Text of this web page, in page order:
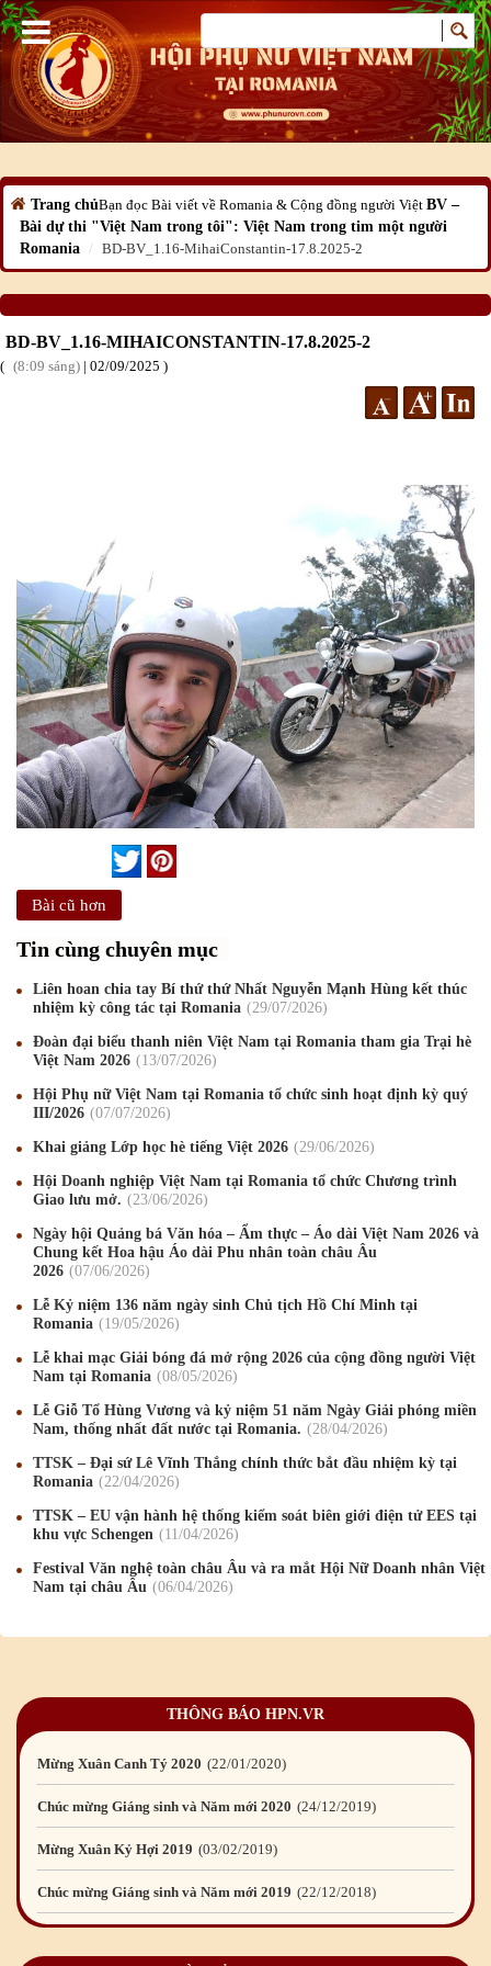
Trang chủBạn đọc Bài viết về Romania & Cộng đồng người Việt BV –
Bài dự thi "Việt Nam trong tôi": Việt Nam trong tim một người
Romania
BD-BV_1.16-MihaiConstantin-17.8.2025-2
BD-BV_1.16-MIHAICONSTANTIN-17.8.2025-2
8:09 sáng | 02/09/2025
Bài cũ hơn
Tin cùng chuyên mục
Liên hoan chia tay Bí thứ thứ Nhất Nguyễn Mạnh Hùng kết thúc
nhiệm kỳ công tác tại Romania
29/07/2026
Đoàn đại biểu thanh niên Việt Nam tại Romania tham gia Trại hè
Việt Nam 2026
13/07/2026
Hội Phụ nữ Việt Nam tại Romania tổ chức sinh hoạt định kỳ quý
III/2026
07/07/2026
Khai giảng Lớp học hè tiếng Việt 2026 29/06/2026
Hội Doanh nghiệp Việt Nam tại Romania tổ chức Chương trình
Giao lưu mở.
23/06/2026
Ngày hội Quảng bá Văn hóa – Ẩm thực – Áo dài Việt Nam 2026 và
Chung kết Hoa hậu Áo dài Phu nhân toàn châu Âu
2026
07/06/2026
Lễ Kỷ niệm 136 năm ngày sinh Chủ tịch Hồ Chí Minh tại
Romania
19/05/2026
Lễ khai mạc Giải bóng đá mở rộng 2026 của cộng đồng người Việt
Nam tại Romania
08/05/2026
Lễ Giỗ Tổ Hùng Vương và kỷ niệm 51 năm Ngày Giải phóng miền
Nam, thống nhất đất nước tại Romania.
28/04/2026
TTSK – Đại sứ Lê Vĩnh Thắng chính thức bắt đầu nhiệm kỳ tại
Romania
22/04/2026
TTSK – EU vận hành hệ thống kiểm soát biên giới điện tử EES tại
khu vực Schengen
11/04/2026
Festival Văn nghệ toàn châu Âu và ra mắt Hội Nữ Doanh nhân Việt
Nam tại châu Âu
06/04/2026
THÔNG BÁO HPN.VR
Mừng Xuân Canh Tý 2020
Mừng Xuân Kỷ Hợi 2019 03
Chúc mừng Giáng sinh và Năm mới 2019 22 /12/2018
Chúc mừng Giáng sinh và Năm mới 2026
Chúc mừng Giáng sinh và Năm mới 2025
Mừng Xuân Giáp Thìn 2024 09 /02 /2024
Chúc mừng Giáng sinh và Năm mới 2024 21 /12/2023
Mừng Xuân Quý Mão 2023 14 /01 /2023
Mừng Xuân Nhâm Dần 2022 28
Chúc mừng Giáng sinh và Năm mới 2022 23/12/2021
Chúc mừng Giáng sinh và Năm mới 2021 15/12
Mừng Xuân Canh Tý 2020 22/01/2020
Chúc mừng Giáng sinh và Năm mới 2020 24/12/2019
Mừng Xuân Kỷ Hợi 2019 03/02/2019
Chúc mừng Giáng sinh và Năm mới 2019 22/12/2018